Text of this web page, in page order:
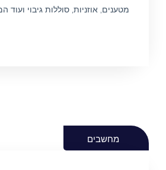
מטענים, אוזניות, סוללות גיבוי ועוד
למגוון הציוד הרחב
מחשבים